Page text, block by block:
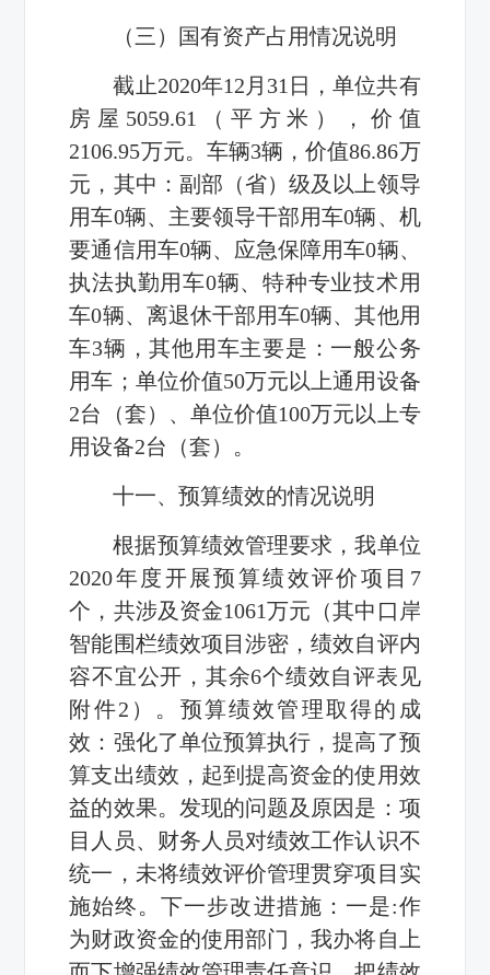
（三）国有资产占用情况说明
截止2020年12月31日，单位共有
房屋5059.61（平方米），价值
2106.95万元。车辆3辆，价值86.86万
元，其中：副部（省）级及以上领导
用车0辆、主要领导干部用车0辆、机
要通信用车0辆、应急保障用车0辆、
执法执勤用车0辆、特种专业技术用
车0辆、离退休干部用车0辆、其他用
车3辆，其他用车主要是：一般公务
用车；单位价值50万元以上通用设备
2台（套）、单位价值100万元以上专
用设备2台（套）。
十一、预算绩效的情况说明
根据预算绩效管理要求，我单位
2020年度开展预算绩效评价项目7
个，共涉及资金1061万元（其中口岸
智能围栏绩效项目涉密，绩效自评内
容不宜公开，其余6个绩效自评表见
附件2）。预算绩效管理取得的成
效：强化了单位预算执行，提高了预
算支出绩效，起到提高资金的使用效
益的效果。发现的问题及原因是：项
目人员、财务人员对绩效工作认识不
统一，未将绩效评价管理贯穿项目实
施始终。下一步改进措施：一是:作
为财政资金的使用部门，我办将自上